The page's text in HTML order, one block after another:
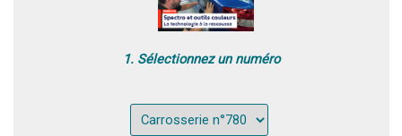
1. Sélectionnez un numéro